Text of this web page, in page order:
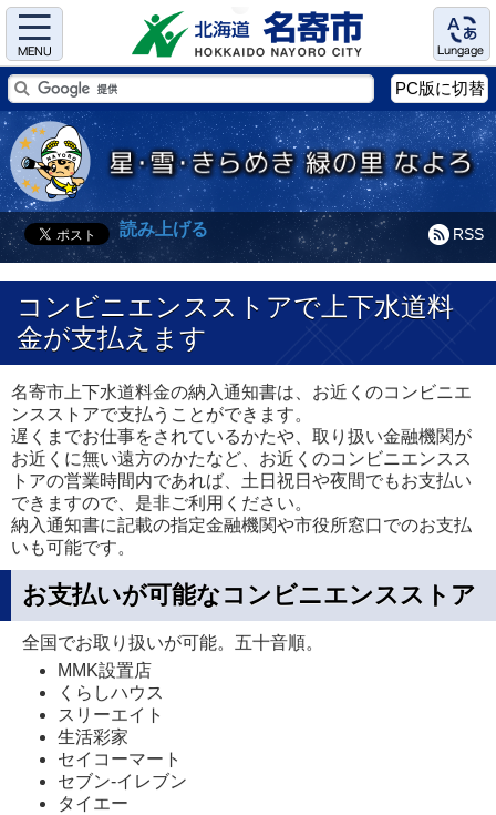
Menu Language
PC版に切替
RSS
読み上げる
コンビニエンスストアで上下水道料
金が支払えます
名寄市上下水道料金の納入通知書は、お近くのコンビニエ
ンスストアで支払うことができます。
遅くまでお仕事をされているかたや、取り扱い金融機関が
お近くに無い遠方のかたなど、お近くのコンビニエンスス
トアの営業時間内であれば、土日祝日や夜間でもお支払い
できますので、是非ご利用ください。
納入通知書に記載の指定金融機関や市役所窓口でのお支払
いも可能です。
お支払いが可能なコンビニエンスストア
全国でお取り扱いが可能。五十音順。
MMK設置店
くらしハウス
スリーエイト
生活彩家
セイコーマート
セブン‐イレブン
タイエー